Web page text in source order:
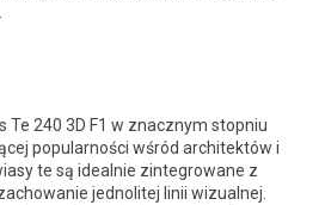
Te 240 3D F1 w znacznym stopniu
popularności wśród architektów i
te są idealnie zintegrowane z
jednolitej linii wizualnej.